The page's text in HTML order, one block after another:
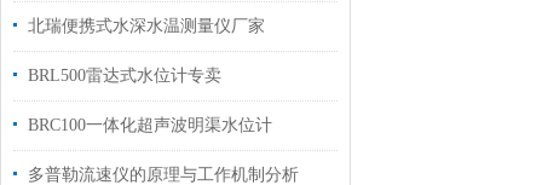
北瑞便携式水深水温测量仪厂家
BRL500雷达式水位计专卖
BRC100一体化超声波明渠水位计
多普勒流速仪的原理与工作机制分析